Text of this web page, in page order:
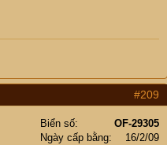
#209
Biển số
OF-29305
Ngày cấp bằng
16/2/09